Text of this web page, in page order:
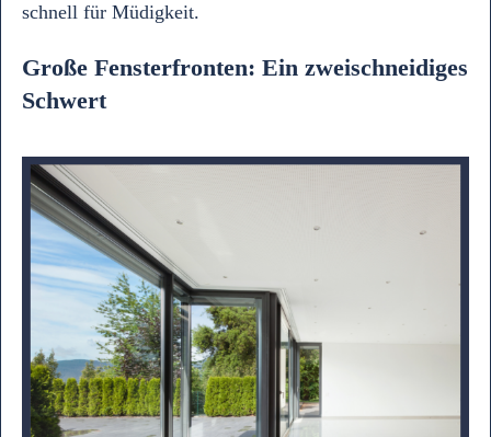
schnell für Müdigkeit.
Große Fensterfronten: Ein zweischneidiges
Schwert